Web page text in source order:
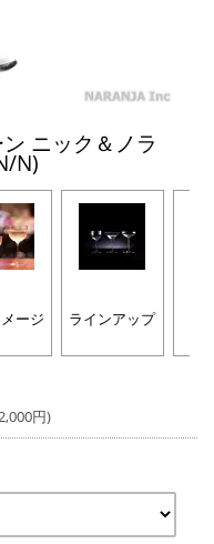
ニック＆ノラ
N)
ージ ラインアップ
円)